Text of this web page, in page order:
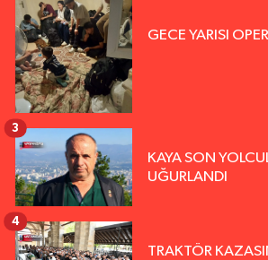
GECE YARISI
KAYA SON
UĞURLANDI
3
TRAKTÖR
4